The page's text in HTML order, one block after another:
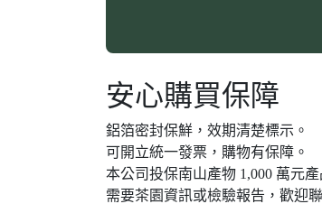
安心購買保障
鋁箔密封保鮮，效期清楚標示。
可開立統一發票，購物有保障。
本公司投保南山產物 1,000 萬元產
需要茶園資訊或檢驗報告，歡迎